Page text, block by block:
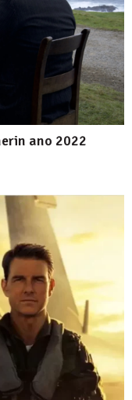
ano 2022